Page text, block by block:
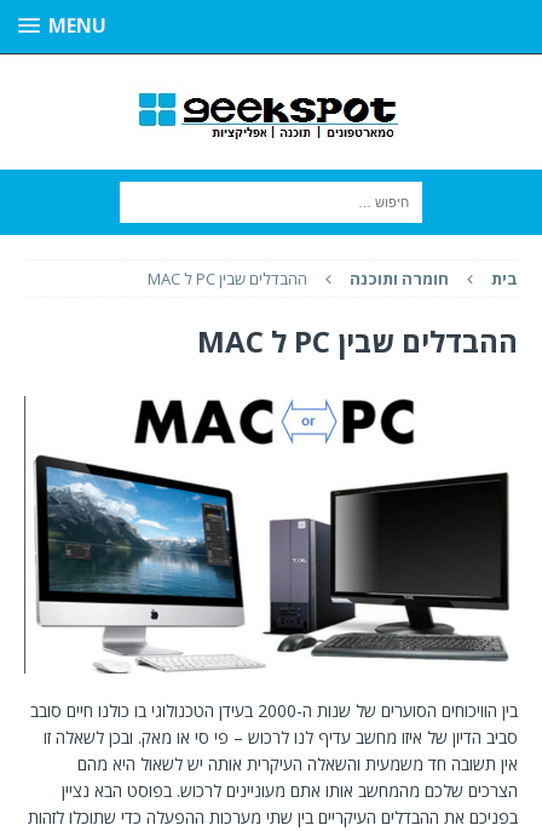
MENU
בית חומרה ותוכנה ההבדלים שבין PC ל MAC
ההבדלים שבין PC ל MAC
בין הוויכוחים הסוערים של שנות ה-2000 בעידן הטכנולוגי בו כולנו חיים סובב
סביב הדיון של איזו מחשב עדיף לנו לרכוש – פי סי או מאק. ובכן לשאלה זו
אין תשובה חד משמעית והשאלה העיקרית אותה יש לשאול היא מהם
הצרכים שלכם מהמחשב אותו אתם מעוניינים לרכוש. בפוסט הבא נציין
בפניכם את ההבדלים העיקריים בין שתי מערכות ההפעלה כדי שתוכלו לזהות